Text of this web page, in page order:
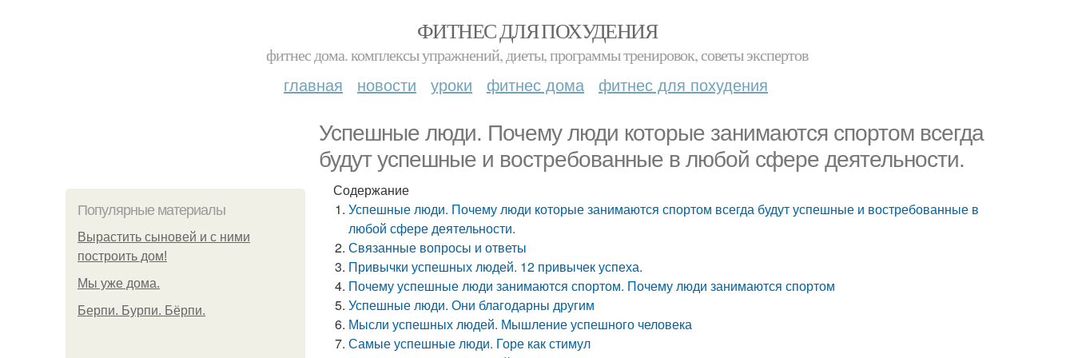
ФИТНЕС ДЛЯ ПОХУДЕНИЯ
фитнес дома. комплексы упражнений, диеты, программы тренировок, советы экспертов
главная новости уроки фитнес дома фитнес для похудения
Успешные люди. Почему люди которые занимаются спортом всегда
будут успешные и востребованные в любой сфере деятельности.
Популярные материалы
Вырастить сыновей и с ними
построить дом!
Мы уже дома.
Берпи. Бурпи. Бёрпи.
Содержание
Успешные люди. Почему люди которые занимаются спортом всегда будут успешные и востребованные в
любой сфере деятельности.
Связанные вопросы и ответы
Привычки успешных людей. 12 привычек успеха.
Почему успешные люди занимаются спортом. Почему люди занимаются спортом
Успешные люди. Они благодарны другим
Мысли успешных людей. Мышление успешного человека
Самые успешные люди. Горе как стимул